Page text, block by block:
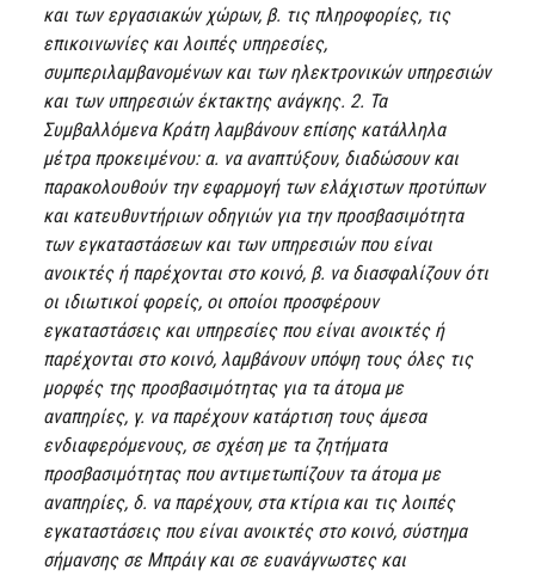
και των εργασιακών χώρων, β. τις πληροφορίες, τις
επικοινωνίες και λοιπές υπηρεσίες,
συμπεριλαμβανομένων και των ηλεκτρονικών υπηρεσιών
και των υπηρεσιών έκτακτης ανάγκης. 2. Τα
Συμβαλλόμενα Κράτη λαμβάνουν επίσης κατάλληλα
μέτρα προκειμένου: α. να αναπτύξουν, διαδώσουν και
παρακολουθούν την εφαρμογή των ελάχιστων προτύπων
και κατευθυντήριων οδηγιών για την προσβασιμότητα
των εγκαταστάσεων και των υπηρεσιών που είναι
ανοικτές ή παρέχονται στο κοινό, β. να διασφαλίζουν ότι
οι ιδιωτικοί φορείς, οι οποίοι προσφέρουν
εγκαταστάσεις και υπηρεσίες που είναι ανοικτές ή
παρέχονται στο κοινό, λαμβάνουν υπόψη τους όλες τις
μορφές της προσβασιμότητας για τα άτομα με
αναπηρίες, γ. να παρέχουν κατάρτιση τους άμεσα
ενδιαφερόμενους, σε σχέση με τα ζητήματα
προσβασιμότητας που αντιμετωπίζουν τα άτομα με
αναπηρίες, δ. να παρέχουν, στα κτίρια και τις λοιπές
εγκαταστάσεις που είναι ανοικτές στο κοινό, σύστημα
σήμανσης σε Μπράιγ και σε ευανάγνωστες και